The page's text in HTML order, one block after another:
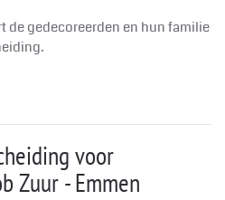
de gedecoreerden en hun familie
voor
Zuur - Emmen